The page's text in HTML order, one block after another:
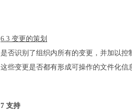
6.3 变更的策划
是否识别了组织内所有的变更，并加以控
这些变更是否都有形成可操作的文件化信
7 支持